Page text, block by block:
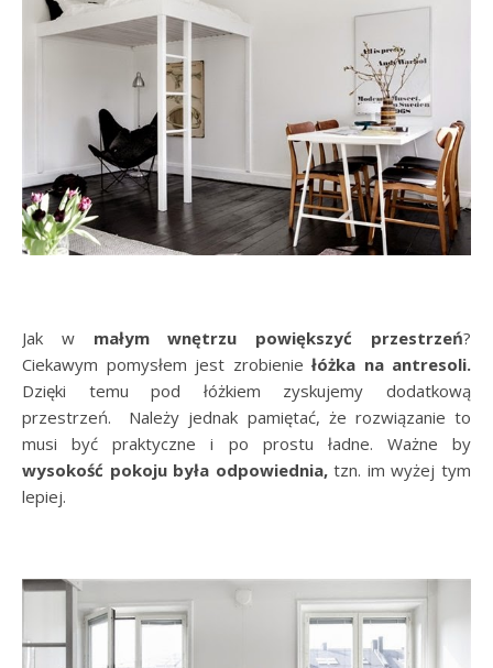
Jak w małym wnętrzu powiększyć przestrzeń?
Ciekawym pomysłem jest zrobienie łóżka na antresoli.
Dzięki temu pod łóżkiem zyskujemy dodatkową
przestrzeń. Należy jednak pamiętać, że rozwiązanie to
musi być praktyczne i po prostu ładne. Ważne by
wysokość pokoju była odpowiednia,tzn. im wyżej tym
lepiej.